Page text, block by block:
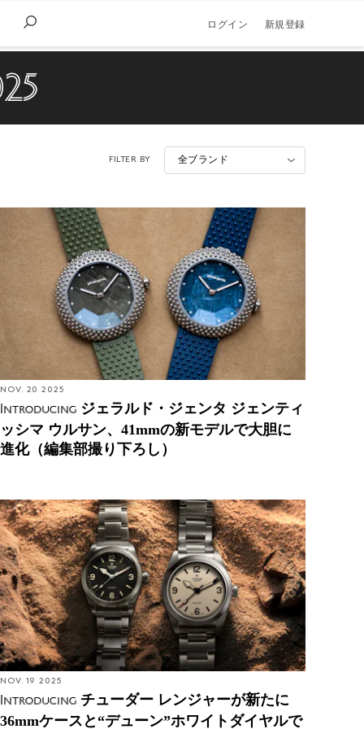
ログイン 新規登録
FILTER BY 全ブランド
NOV. 20 2025
Introducing ジェラルド・ジェンタ ジェンティ
ッシマ ウルサン、41mmの新モデルで大胆に
進化（編集部撮り下ろし）
NOV. 19 2025
Introducing チューダー レンジャーが新たに
36mmケースと“デューン”ホワイトダイヤルで